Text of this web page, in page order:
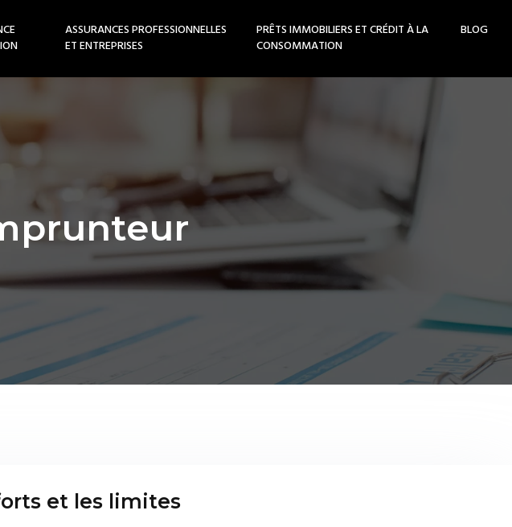
ASSURANCES PROFESSIONNELLES
ET ENTREPRISES
PRÊTS IMMOBILIERS ET CRÉDIT À LA
CONSOMMATION
BLOG
et les limites